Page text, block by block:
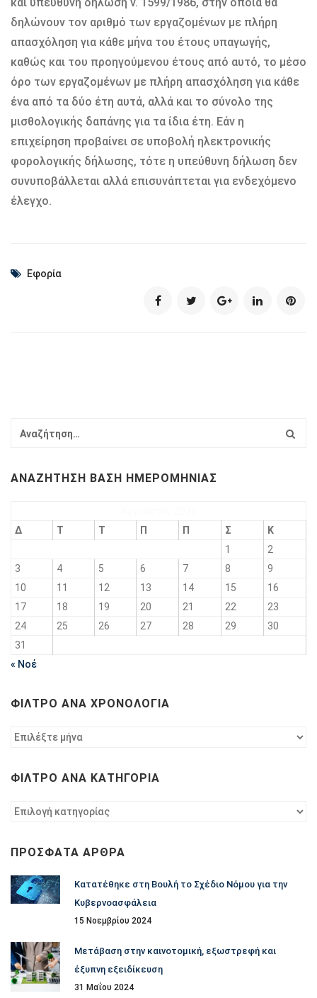
δηλώνουν τον αριθμό των εργαζομένων με πλήρη
απασχόληση για κάθε μήνα του έτους υπαγωγής,
καθώς και του προηγούμενου έτους από αυτό, το μέσο
όρο των εργαζομένων με πλήρη απασχόληση για κάθε
ένα από τα δύο έτη αυτά, αλλά και το σύνολο της
μισθολογικής δαπάνης για τα ίδια έτη. Εάν η
επιχείρηση προβαίνει σε υποβολή ηλεκτρονικής
φορολογικής δήλωσης, τότε η υπεύθυνη δήλωση δεν
συνυποβάλλεται αλλά επισυνάπτεται για ενδεχόμενο
έλεγχο.
Εφορία
ΑΝΑΖΉΤΗΣΗ ΒΆΣΗ ΗΜΕΡΟΜΗΝΊΑΣ
Δ
Τ Τ Π Π Σ
Κ
1
2
3
4 5 6 7 8
9
10
11 12 13 14 15
16
17
18 19 20 21 22
23
24
25 26 27 28 29
30
31
« Νοέ
ΦΊΛΤΡΟ ΑΝΆ ΧΡΟΝΟΛΟΓΊΑ
Φίλτρο
ΦΊΛΤΡΟ ΑΝΆ ΚΑΤΗΓΟΡΊΑ
Φίλτρο
ΠΡΌΣΦΑΤΑ ΆΡΘΡΑ
Κατατέθηκε στη Βουλή το Σχέδιο Νόμου για την
Κυβερνοασφάλεια
15 Νοεμβρίου 2024
Μετάβαση στην καινοτομική, εξωστρεφή και
έξυπνη εξειδίκευση
31 Μαΐου 2024